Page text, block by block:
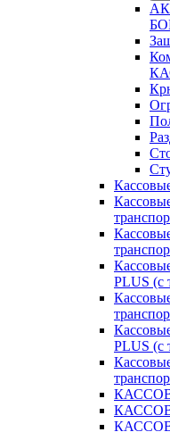
PLUS (с
PLUS (с